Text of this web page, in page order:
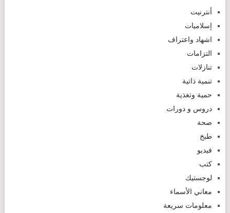
أنترنيت
إسلاميات
اشهاد واعتراف
التزامات
تنازلات
تنمية ذاتية
حمية وتغذية
دروس و دورات
صحة
طبخ
فيديو
كتب
لوجستيك
معاني الأسماء
معلومات سريعة